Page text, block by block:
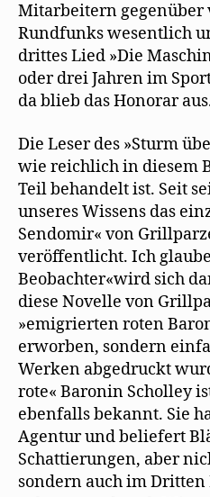
Mitarbeitern gegenüber
Rundfunks wesentlich
drittes Lied »Die
oder drei Jahren im
da blieb das Honorar
Die Leser des »Sturm
wie reichlich in diesem
Teil behandelt ist. Seit
unseres Wissens das
Sendomir« von
veröffentlicht. Ich
Beobachter«wird sich
diese Novelle von
»emigrierten roten
erworben, sondern
Werken abgedruckt
rote« Baronin Scholley
ebenfalls bekannt. Sie
Agentur und beliefert
Schattierungen, aber
sondern auch im Dritten